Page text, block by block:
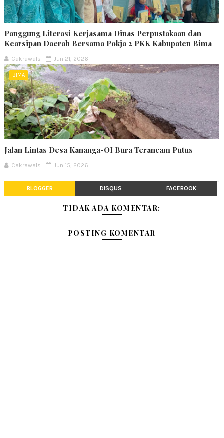
Panggung Literasi Kerjasama Dinas Perpustakaan dan
Kearsipan Daerah Bersama Pokja 2 PKK Kabupaten Bima
Cakrawals Jun 21, 2026
BIMA
Jalan Lintas Desa Kananga-OI Bura Terancam Putus
Cakrawals Jun 15, 2026
BLOGGER DISQUS FACEBOOK
TIDAK ADA KOMENTAR:
POSTING KOMENTAR